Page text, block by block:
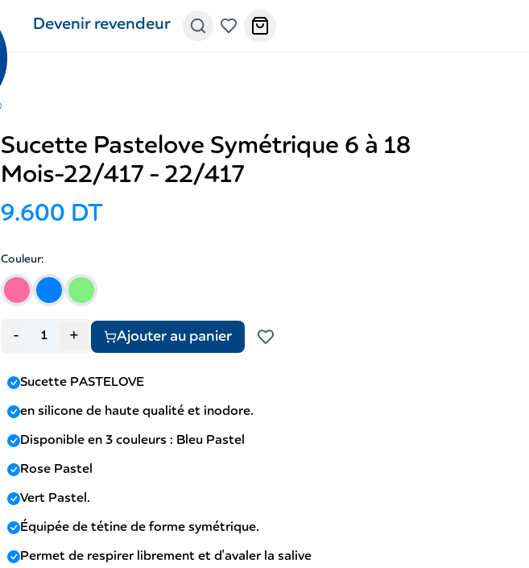
Devenir revendeur
Sucette Pastelove Symétrique 6 à 18
Mois-22/417 - 22/417
9.600 DT
Couleur:
- + Ajouter au panier
Sucette PASTELOVE
en silicone de haute qualité et inodore.
Disponible en 3 couleurs : Bleu Pastel
Rose Pastel
Vert Pastel.
Équipée de tétine de forme symétrique.
Permet de respirer librement et d'avaler la salive